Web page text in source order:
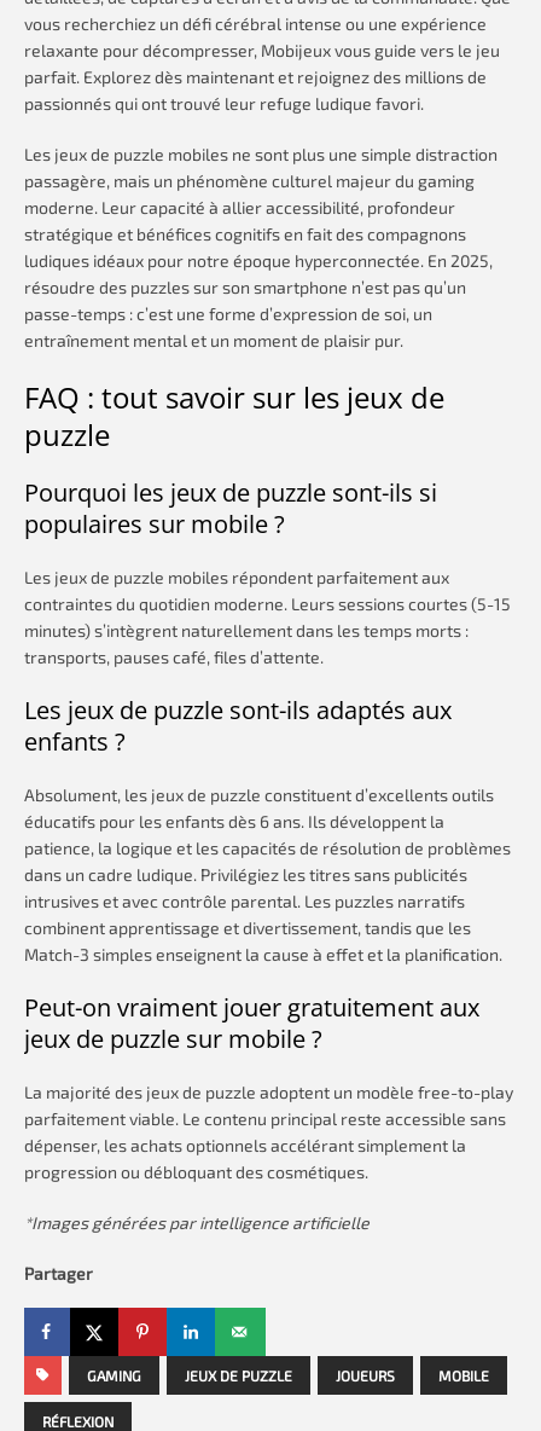
vous recherchiez un défi cérébral intense ou une expérience
relaxante pour décompresser, Mobijeux vous guide vers le jeu
parfait. Explorez dès maintenant et rejoignez des millions de
passionnés qui ont trouvé leur refuge ludique favori.
Les jeux de puzzle mobiles ne sont plus une simple distraction
passagère, mais un phénomène culturel majeur du gaming
moderne. Leur capacité à allier accessibilité, profondeur
stratégique et bénéfices cognitifs en fait des compagnons
ludiques idéaux pour notre époque hyperconnectée. En 2025,
résoudre des puzzles sur son smartphone n’est pas qu’un
passe-temps : c’est une forme d’expression de soi, un
entraînement mental et un moment de plaisir pur.
FAQ : tout savoir sur les jeux de
puzzle
Pourquoi les jeux de puzzle sont-ils si
populaires sur mobile ?
Les jeux de puzzle mobiles répondent parfaitement aux
contraintes du quotidien moderne. Leurs sessions courtes (5-15
minutes) s’intègrent naturellement dans les temps morts :
transports, pauses café, files d’attente.
Les jeux de puzzle sont-ils adaptés aux
enfants ?
Absolument, les jeux de puzzle constituent d’excellents outils
éducatifs pour les enfants dès 6 ans. Ils développent la
patience, la logique et les capacités de résolution de problèmes
dans un cadre ludique. Privilégiez les titres sans publicités
intrusives et avec contrôle parental. Les puzzles narratifs
combinent apprentissage et divertissement, tandis que les
Match-3 simples enseignent la cause à effet et la planification.
Peut-on vraiment jouer gratuitement aux
jeux de puzzle sur mobile ?
La majorité des jeux de puzzle adoptent un modèle free-to-play
parfaitement viable. Le contenu principal reste accessible sans
dépenser, les achats optionnels accélérant simplement la
progression ou débloquant des cosmétiques.
*Images générées par intelligence artificielle
Partager
GAMING JEUX DE PUZZLE JOUEURS MOBILE
RÉFLEXION